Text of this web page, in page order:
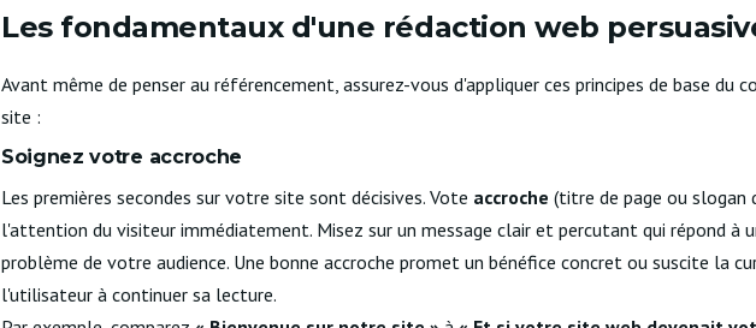
Les fondamentaux d'une rédaction web
Avant même de penser au référencement, assurez-vous d'appliquer ces principes de base du
site :
Soignez votre accroche
Les premières secondes sur votre site sont décisives. Vote accroche (titre de page ou slogan
l'attention du visiteur immédiatement. Misez sur un message clair et percutant qui répond à
problème de votre audience. Une bonne accroche promet un bénéfice concret ou suscite la
l'utilisateur à continuer sa lecture.